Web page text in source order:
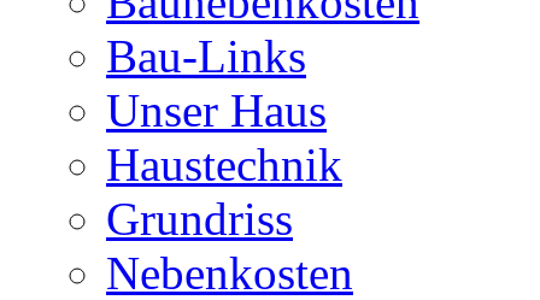
Bau-Links
Unser Haus
Haustechnik
Grundriss
Nebenkosten